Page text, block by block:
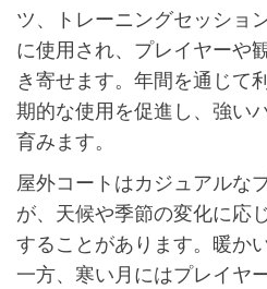
ツ、トレーニングセッショ
に使用され、プレイヤーや
き寄せます。年間を通じて
期的な使用を促進し、強い
育みます。
屋外コートはカジュアルな
が、天候や季節の変化に応
することがあります。暖か
一方、寒い月にはプレイヤ